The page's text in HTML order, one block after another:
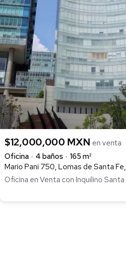
$12,000,000 MXN en venta
Oficina
4 baños
165 m²
Mario Pani 750, Lomas de Santa
Oficina en Venta con Inquilino